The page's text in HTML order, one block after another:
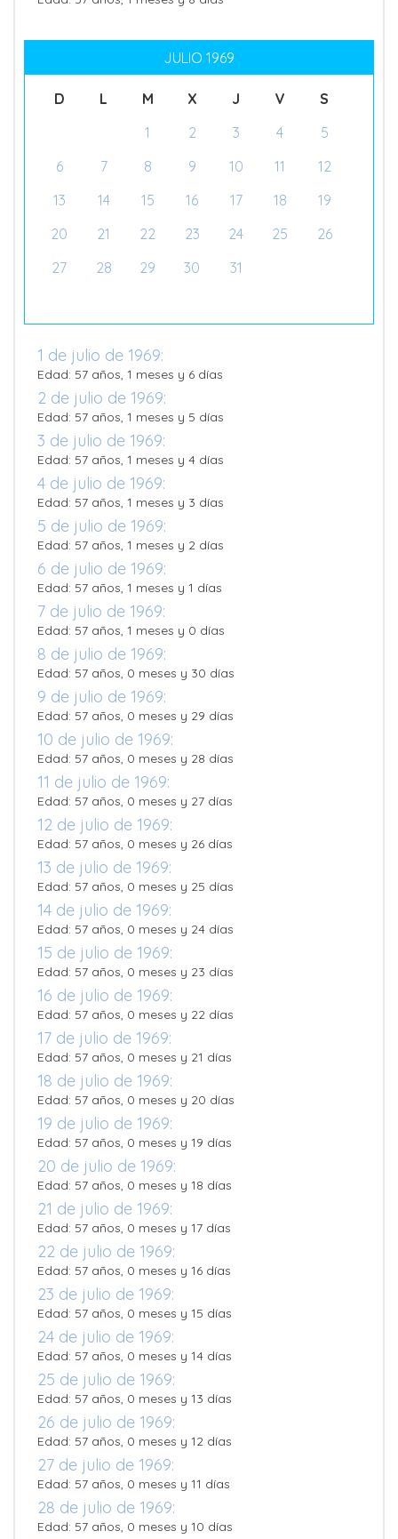
JULIO 1969
D L M X J V
S
1
2 3 4
5
6
7 8 9 10 11
12
13
14 15 16 17 18
19
20
21 22 23 24 25
26
27
28 29 30 31
1 de julio de 1969:
Edad: 57 años, 1 meses y 6 días
2 de julio de 1969:
Edad: 57 años, 1 meses y 5 días
3 de julio de 1969:
Edad: 57 años, 1 meses y 4 días
4 de julio de 1969:
Edad: 57 años, 1 meses y 3 días
5 de julio de 1969:
Edad: 57 años, 1 meses y 2 días
6 de julio de 1969:
Edad: 57 años, 1 meses y 1 días
7 de julio de 1969:
Edad: 57 años, 1 meses y 0 días
8 de julio de 1969:
Edad: 57 años, 0 meses y 30 días
9 de julio de 1969:
Edad: 57 años, 0 meses y 29 días
10 de julio de 1969:
Edad: 57 años, 0 meses y 28 días
11 de julio de 1969:
Edad: 57 años, 0 meses y 27 días
12 de julio de 1969:
Edad: 57 años, 0 meses y 26 días
13 de julio de 1969:
Edad: 57 años, 0 meses y 25 días
14 de julio de 1969:
Edad: 57 años, 0 meses y 24 días
15 de julio de 1969:
Edad: 57 años, 0 meses y 23 días
16 de julio de 1969:
Edad: 57 años, 0 meses y 22 días
17 de julio de 1969:
Edad: 57 años, 0 meses y 21 días
18 de julio de 1969:
Edad: 57 años, 0 meses y 20 días
19 de julio de 1969:
Edad: 57 años, 0 meses y 19 días
20 de julio de 1969:
Edad: 57 años, 0 meses y 18 días
21 de julio de 1969:
Edad: 57 años, 0 meses y 17 días
22 de julio de 1969:
Edad: 57 años, 0 meses y 16 días
23 de julio de 1969:
Edad: 57 años, 0 meses y 15 días
24 de julio de 1969:
Edad: 57 años, 0 meses y 14 días
25 de julio de 1969:
Edad: 57 años, 0 meses y 13 días
26 de julio de 1969:
Edad: 57 años, 0 meses y 12 días
27 de julio de 1969:
Edad: 57 años, 0 meses y 11 días
28 de julio de 1969:
Edad: 57 años, 0 meses y 10 días